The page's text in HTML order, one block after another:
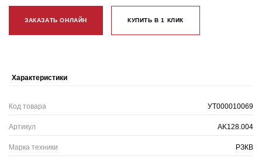
ЗАКАЗАТЬ ОНЛАЙН КУПИТЬ В 1 КЛИК
Характеристики
Код товара УТ000010069
Артикул AK128.004
Марка техники РЗКВ